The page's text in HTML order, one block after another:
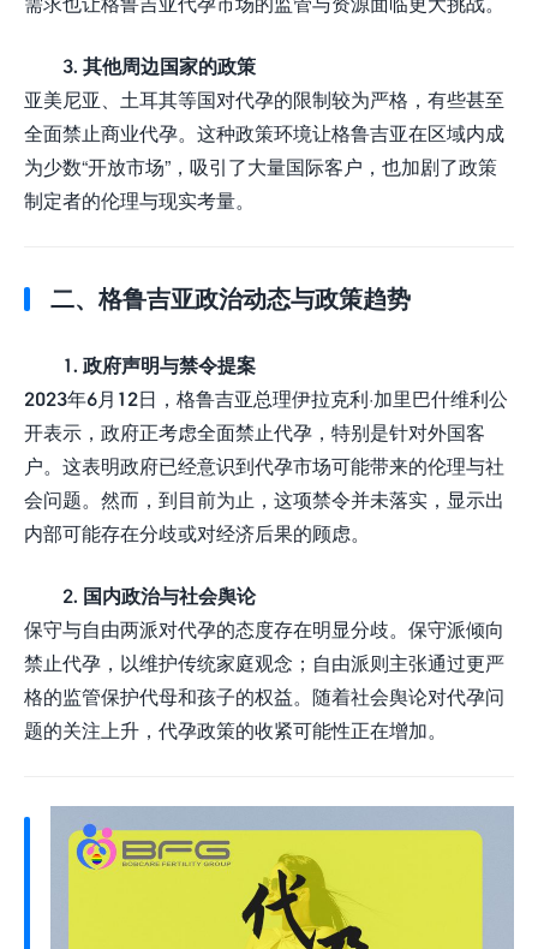
3. 其他周边国家的政策
亚美尼亚、土耳其等国对代孕的限制较为严格，有些甚至
全面禁止商业代孕。这种政策环境让格鲁吉亚在区域内成
为少数“开放市场”，吸引了大量国际客户，也加剧了政策
制定者的伦理与现实考量。
二、格鲁吉亚政治动态与政策趋势
1. 政府声明与禁令提案
2023年6月12日，格鲁吉亚总理伊拉克利·加里巴什维利公
开表示，政府正考虑全面禁止代孕，特别是针对外国客
户。这表明政府已经意识到代孕市场可能带来的伦理与社
会问题。然而，到目前为止，这项禁令并未落实，显示出
内部可能存在分歧或对经济后果的顾虑。
2. 国内政治与社会舆论
保守与自由两派对代孕的态度存在明显分歧。保守派倾向
禁止代孕，以维护传统家庭观念；自由派则主张通过更严
格的监管保护代母和孩子的权益。随着社会舆论对代孕问
题的关注上升，代孕政策的收紧可能性正在增加。